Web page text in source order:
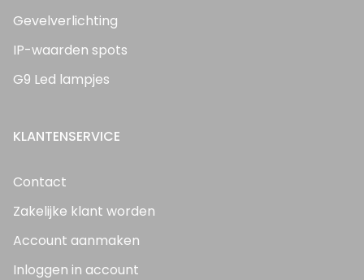
Gevelverlichting
IP-waarden spots
G9 Led lampjes
KLANTENSERVICE
Contact
Zakelijke klant worden
Account aanmaken
Inloggen in account